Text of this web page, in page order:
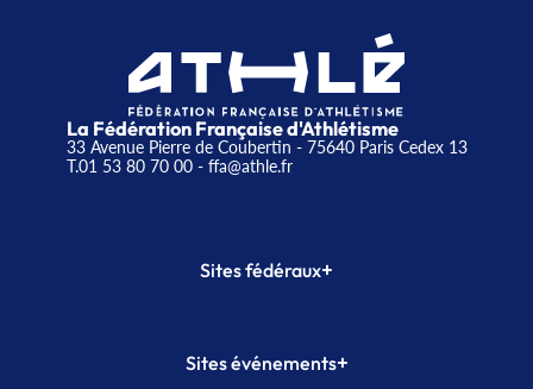
La Fédération Française d'Athlétisme
33 Avenue Pierre de Coubertin - 75640 Paris Cedex 13
T.01 53 80 70 00- ffa@athle.fr
Sites fédéraux+
Plateforme Formation
Sites événements+